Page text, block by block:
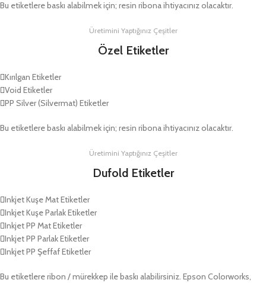
Bu etiketlere baskı alabilmek için; resin ribona ihtiyacınız olacaktır.
Üretimini Yaptığınız Çeşitler
Özel Etiketler
Kırılgan Etiketler
Void Etiketler
PP Silver (Silvermat) Etiketler
Bu etiketlere baskı alabilmek için; resin ribona ihtiyacınız olacaktır.
Üretimini Yaptığınız Çeşitler
Dufold Etiketler
Inkjet Kuşe Mat Etiketler
Inkjet Kuşe Parlak Etiketler
Inkjet PP Mat Etiketler
Inkjet PP Parlak Etiketler
Inkjet PP Şeffaf Etiketler
Bu etiketlere ribon / mürekkep ile baskı alabilirsiniz. Epson Colorworks,